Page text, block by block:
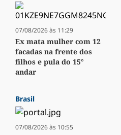
07/08/2026 às 11:29
Ex mata mulher com 12
facadas na frente dos
filhos e pula do 15°
andar
Brasil
07/08/2026 às 10:55